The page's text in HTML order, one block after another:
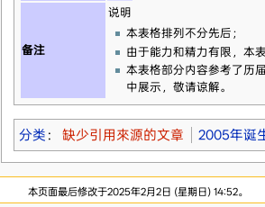
备注
说明
本表格排列不分先后；
由于能力和精力有限，本
本表格部分内容参考了历
中展示，敬请谅解。
分类 ： 缺少引用來源的文章 2005年诞
本页面最后修改于2025年2月2日 (星期日) 14:52。